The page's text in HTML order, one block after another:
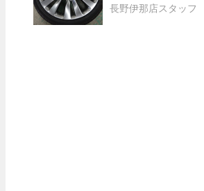
長野伊那店スタッフ